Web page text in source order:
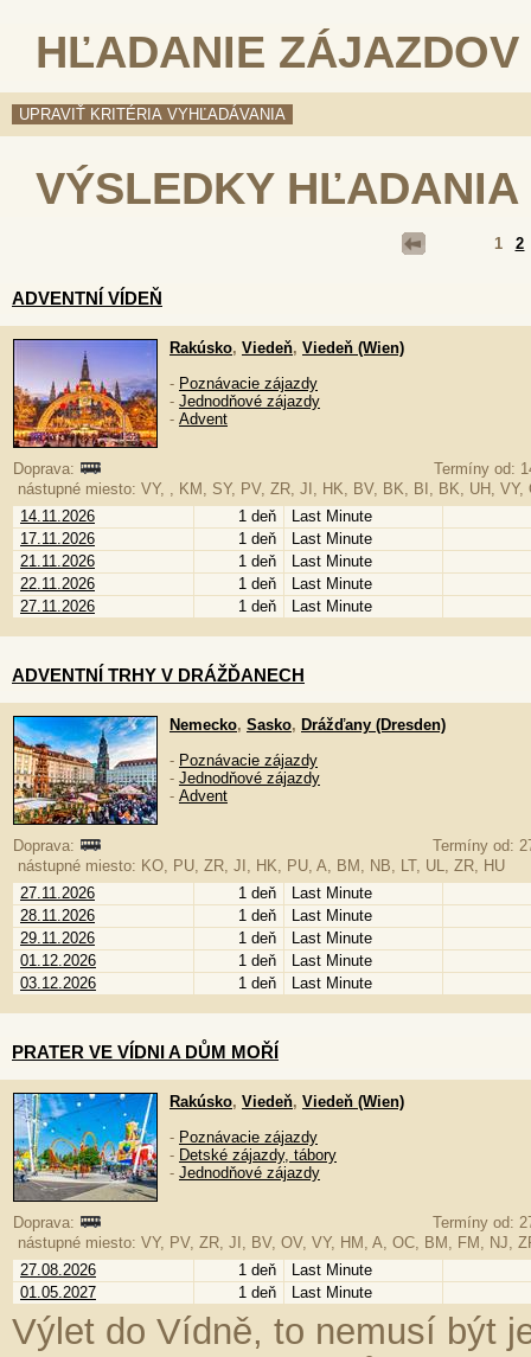
HĽADANIE ZÁJAZDOV
VÝSLEDKY HĽADANIA
1 2
ADVENTNÍ VÍDEŇ
Rakúsko, Viedeň, Viedeň (Wien)
- Poznávacie zájazdy
- Jednodňové zájazdy
- Advent
Doprava:
Termíny od:
nástupné miesto: VY, , KM, SY, PV, ZR, JI, HK, BV, BK, BI, BK, UH,
14.11.2026
1 deň
Last Minute
17.11.2026
1 deň
Last Minute
21.11.2026
1 deň
Last Minute
22.11.2026
1 deň
Last Minute
27.11.2026
1 deň Last Minute
ADVENTNÍ TRHY V DRÁŽĎANECH
Nemecko, Sasko, Drážďany (Dresden)
- Poznávacie zájazdy
- Jednodňové zájazdy
- Advent
Doprava:
Termíny od:
nástupné miesto: KO, PU, ZR, JI, HK, PU, A, BM, NB, LT, UL, ZR, HU
27.11.2026
1 deň
Last Minute
28.11.2026
1 deň
Last Minute
29.11.2026
1 deň
Last Minute
01.12.2026
1 deň
Last Minute
03.12.2026
1 deň Last Minute
PRATER VE VÍDNI A DŮM MOŘÍ
Rakúsko, Viedeň, Viedeň (Wien)
- Poznávacie zájazdy
- Detské zájazdy, tábory
- Jednodňové zájazdy
Doprava:
Termíny od:
nástupné miesto: VY, PV, ZR, JI, BV, OV, VY, HM, A, OC, BM, FM, NJ,
27.08.2026
1 deň
Last Minute
01.05.2027
1 deň Last Minute
Výlet do Vídně, to nemusí být